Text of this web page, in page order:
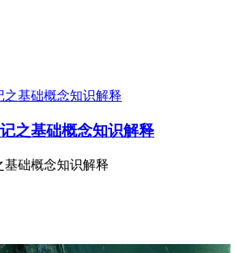
之基础概念知识解释
基础概念知识解释